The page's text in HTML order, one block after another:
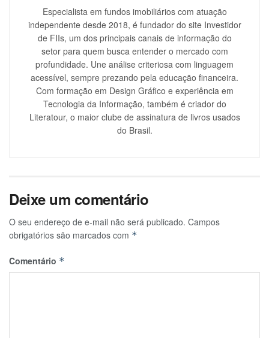
Especialista em fundos imobiliários com atuação
independente desde 2018, é fundador do site Investidor
de FIIs, um dos principais canais de informação do
setor para quem busca entender o mercado com
profundidade. Une análise criteriosa com linguagem
acessível, sempre prezando pela educação financeira.
Com formação em Design Gráfico e experiência em
Tecnologia da Informação, também é criador do
Literatour, o maior clube de assinatura de livros usados
do Brasil.
Deixe um comentário
O seu endereço de e-mail não será publicado. Campos
obrigatórios são marcados com *
Comentário *